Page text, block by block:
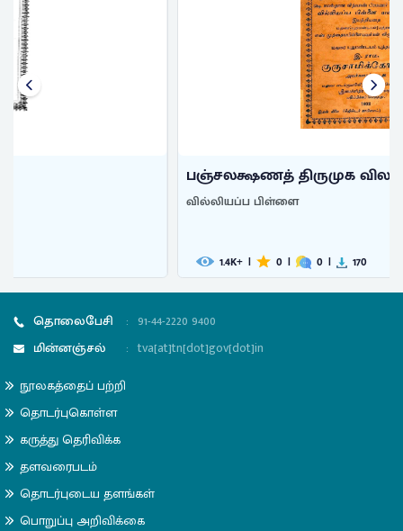
பஞ்சலக்ஷணத் திருமுக விலாசம்
170
தொலைபேசி : 91-44-2220 9400
மின்னஞ்சல்
: tva[at]tn[dot]gov[dot]in
நூலகத்தைப் பற்றி
தொடர்புகொள்ள
கருத்து தெரிவிக்க
தளவரைபடம்
தொடர்புடைய தளங்கள்
பொறுப்பு அறிவிக்கை